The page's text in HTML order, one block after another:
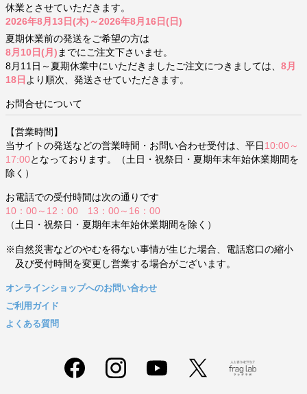
休業とさせていただきます。
2026年8月13日(木)～2026年8月16日(日)
夏期休業前の発送をご希望の方は
8月10日(月) までにご注文下さいませ。
8月11日～夏期休業中にいただきましたご注文につきましては、 8月
18日 より順次、発送させていただきます。
お問合せについて
【営業時間】
当サイトの発送などの営業時間・お問い合わせ受付は、平日 10:00～
17:00となっております。（土日・祝祭日・夏期年末年始休業期間を
除く）
お電話での受付時間は次の通りです
10：00～12：00 13：00～16：00
（土日・祝祭日・夏期年末年始休業期間を除く）
※自然災害などのやむを得ない事情が生じた場合、電話窓口の縮小
及び受付時間を変更し営業する場合がございます。
オンラインショップへのお問い合わせ
ご利用ガイド
よくある質問